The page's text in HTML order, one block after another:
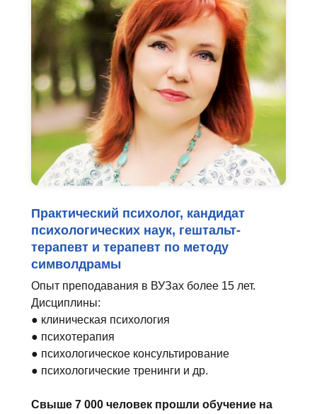
Практический психолог, кандидат
психологических наук, гештальт-
терапевт и терапевт по методу
символдрамы
Опыт преподавания в ВУЗах более 15 лет.
Дисциплины:
● клиническая психология
● психотерапия
● психологическое консультирование
● психологические тренинги и др.
Свыше 7 000 человек прошли обучение на